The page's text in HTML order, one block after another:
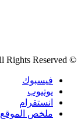
© Copyright 2026, All Rights Reserved |
فيسبوك
يوتيوب
انستقرام
ملخص الموقع RSS